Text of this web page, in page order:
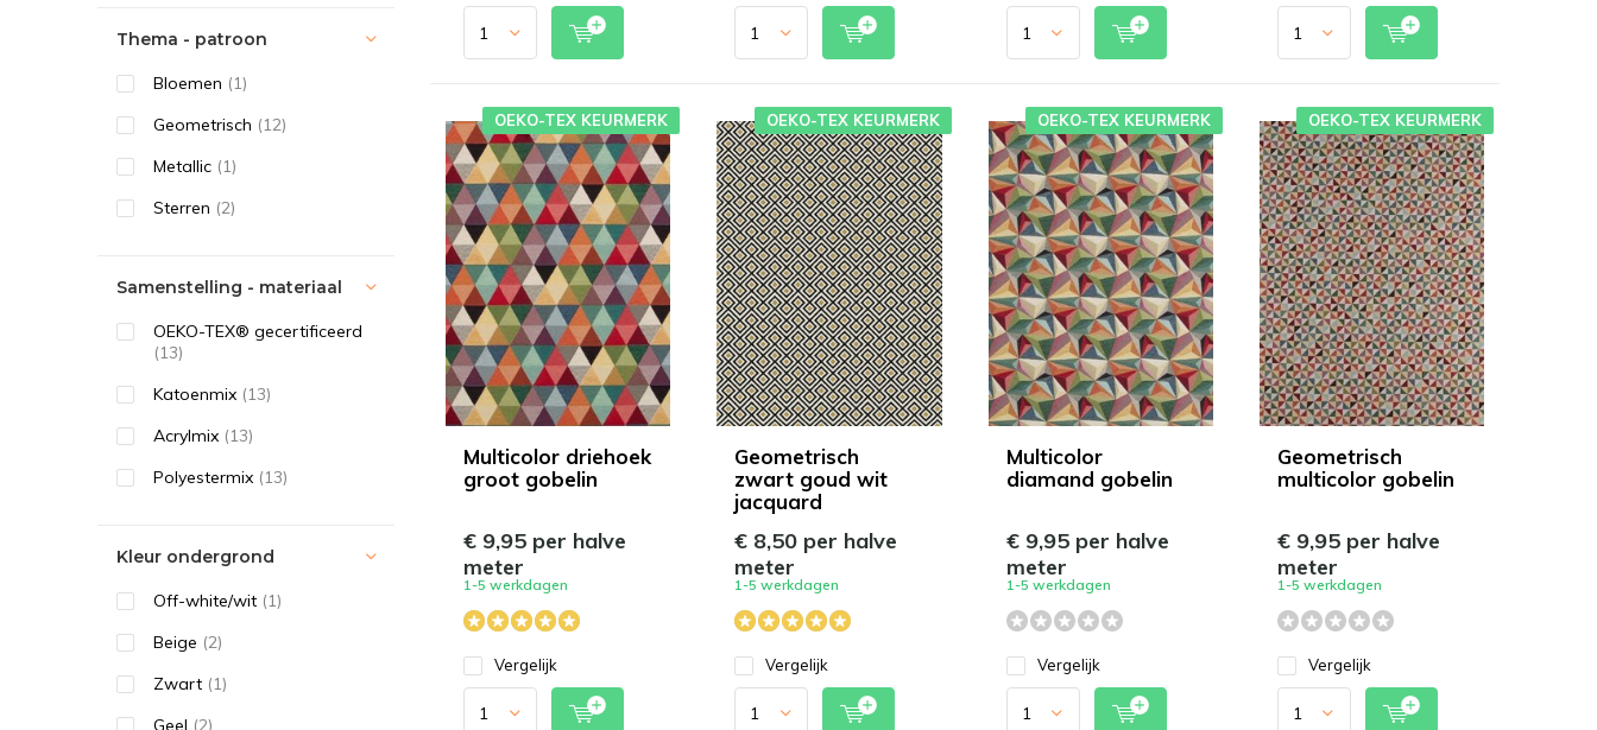
Multicolor driehoek
groot gobelin
OEKO-TEX KEURMERK
€ 9,95 per halve
meter
1-5 werkdagen
Vergelijk
Geometrisch
zwart goud wit
jacquard
OEKO-TEX KEURMERK
€ 8,50 per halve
meter
1-5 werkdagen
Vergelijk
Multicolor
diamand gobelin
OEKO-TEX KEURMERK
€ 9,95 per halve
meter
1-5 werkdagen
Vergelijk
Geometrisch
multicolor gobelin
OEKO-TEX KEURMERK
€ 9,95 per halve
meter
1-5 werkdagen
Vergelijk
Thema - patroon
Bloemen (1)
Geometrisch (12)
Metallic (1)
Sterren (2)
Samenstelling - materiaal
OEKO-TEX® gecertificeerd
(13)
Katoenmix (13)
Acrylmix (13)
Polyestermix (13)
Kleur ondergrond
Off-white/wit (1)
Beige (2)
Zwart (1)
Geel (2)